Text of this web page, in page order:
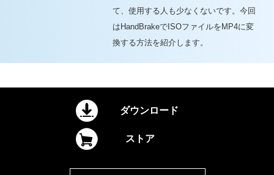
て、使用する人も少なくないです。今回
はHandBrakeでISOファイルをMP4に変
換する方法を紹介します。
ダウンロード
ストア